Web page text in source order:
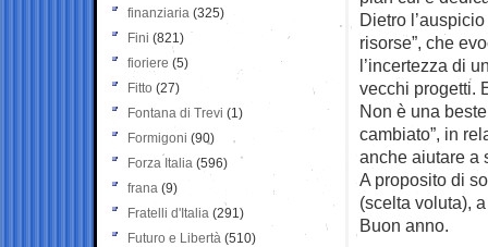
Dietro
risorse”, che
l’incertezza di
vecchi progetti.
Non è una
cambiato”, in
anche aiutare a
A proposito di
(scelta voluta),
Buon anno.
finanziaria (325)
Fini (821)
fioriere (5)
Fitto (27)
Fontana di Trevi (1)
Formigoni (90)
Forza Italia (596)
frana (9)
Fratelli d'Italia (291)
Futuro e Libertà (510)